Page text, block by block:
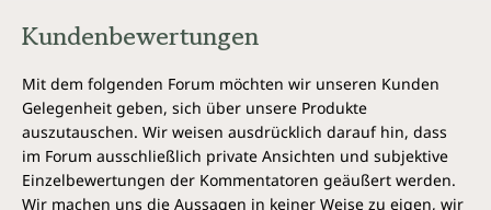
Natürliches Chlorophyll aus Alfalfa von Unimedica
Chlorophyllin. Die Chlorophyll Tropfen von
Unimedica sind ohne Zusätze wie Farbstoffe,
Stabilisatoren, Trennmittel wie Magnesiumstearat,
ohne Gentechnik sowie laktosefrei, glutenfrei und
vegan.
Kundenbewertungen
Mit dem folgenden Forum möchten wir unseren Kunden
Gelegenheit geben, sich über unsere Produkte
auszutauschen. Wir weisen ausdrücklich darauf hin, dass
im Forum ausschließlich private Ansichten und subjektive
Einzelbewertungen der Kommentatoren geäußert werden.
Wir machen uns die Aussagen in keiner Weise zu eigen, wir